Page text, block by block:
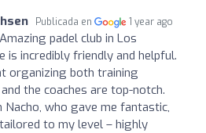
Publicada en 1 year ago
Amazing padel club in Los
is incredibly friendly and helpful.
organizing both training
the coaches are top-notch.
Nacho, who gave me fantastic,
to my level – highly